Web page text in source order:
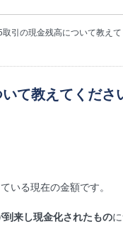
取引の現金残高について教えて
て教えてくださ
いる現在の金額です。
来し現金化されたもの